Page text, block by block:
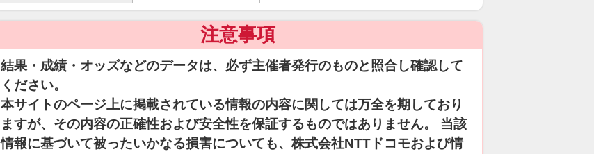
注意事項
結果・成績・オッズなどのデータは、必ず主催者発行のものと照合し確認して
ください。
本サイトのページ上に掲載されている情報の内容に関しては万全を期しており
ますが、その内容の正確性および安全性を保証するものではありません。 当該
情報に基づいて被ったいかなる損害についても、株式会社NTTドコモおよび情